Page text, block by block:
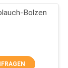
Bolzen